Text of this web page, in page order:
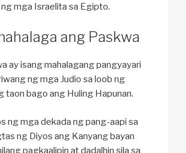
mga Israelita sa Egipto.
ang Paskwa
ay isang mahalagang pangyayari
ng mga Judio sa loob ng
taon bago ang Huling Hapunan.
ng mga dekada ng pang-aapi sa
ng Diyos ang Kanyang bayan
pagkaalipin at dadalhin sila sa